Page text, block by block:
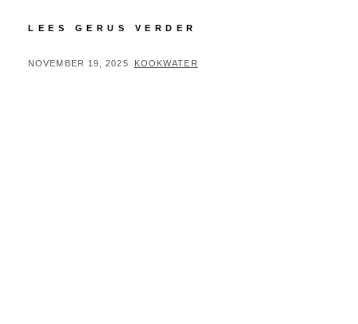
LEES GERUS VERDER
NOVEMBER 19, 2025 KOOKWATER